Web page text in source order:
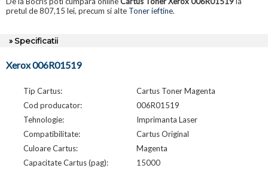
pretul de 807,15 lei, precum si alte Toner ieftine.
» Specificatii
Xerox 006R01519
Tip Cartus:
Cartus Toner Magenta
Cod producator:
006R01519
Tehnologie:
Imprimanta Laser
Compatibilitate:
Cartus Original
Culoare Cartus:
Magenta
Capacitate Cartus (pag):
15000